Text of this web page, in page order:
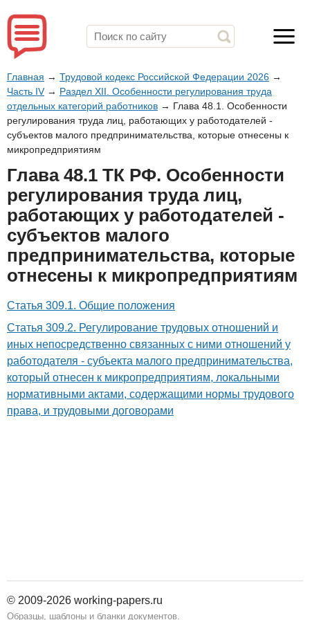
Главная → Трудовой кодекс Российской Федерации 2026 →
Часть IV→ Раздел XII. Особенности регулирования труда
отдельных категорий работников → Глава 48.1. Особенности
регулирования труда лиц, работающих у работодателей -
субъектов малого предпринимательства, которые отнесены к
микропредприятиям
Глава 48.1 ТК РФ. Особенности
регулирования труда лиц,
работающих у работодателей -
субъектов малого
предпринимательства, которые
отнесены к микропредприятиям
Статья 309.1. Общие положения
Статья 309.2. Регулирование трудовых отношений и
иных непосредственно связанных с ними отношений у
работодателя - субъекта малого предпринимательства,
который отнесен к микропредприятиям, локальными
нормативными актами, содержащими нормы трудового
права, и трудовыми договорами
© 2009-2026 working-papers.ru
Образцы, шаблоны и бланки документов.